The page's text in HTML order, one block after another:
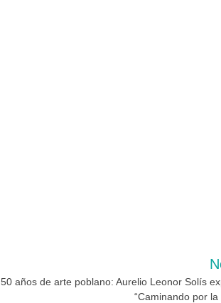
50 años de arte poblano: Aurelio Leonor Solís
“Caminando por la